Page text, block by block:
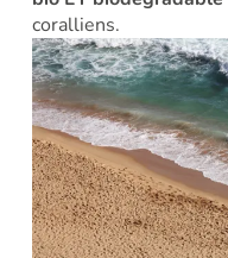
coralliens.